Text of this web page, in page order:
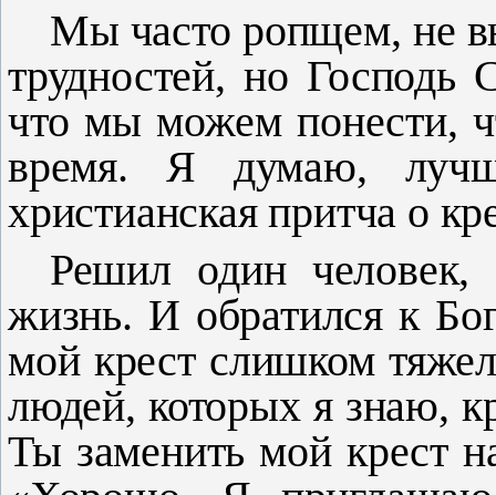
Мы часто ропщем, не
трудностей, но
что мы можем понести,
время. Я думаю,
христианская притча о
Решил один
жизнь. И обратился к
мой крест слишком
людей, которых я знаю,
Ты заменить мой крест